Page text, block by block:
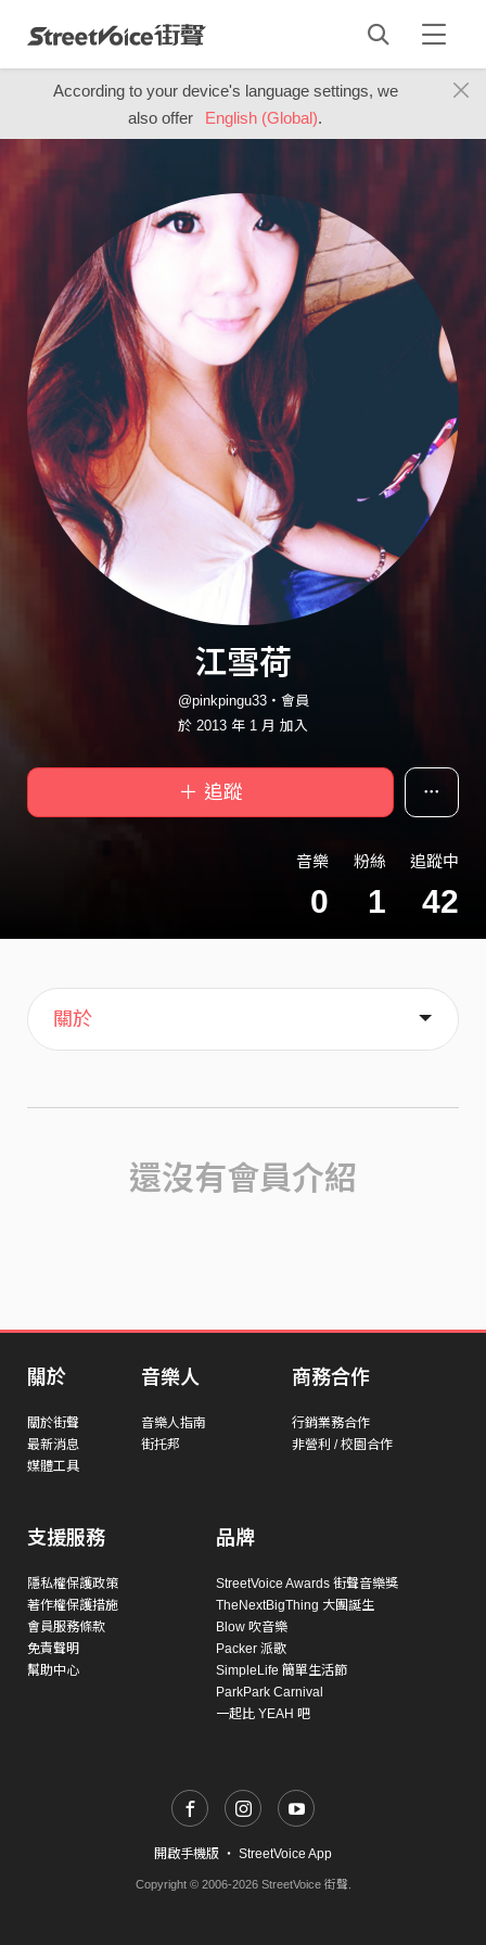
According to your device's language settings, we
also offer
English (Global).
江雪荷
@pinkpingu33・會員
於 2013 年 1 月 加入
＋ 追蹤
音樂
0
粉絲
1
追蹤中
42
主頁
歌單
喜歡
關於
還沒有會員介紹
關於
關於街聲
最新消息
媒體工具
音樂人
音樂人指南
街托邦
商務合作
行銷業務合作
非營利 / 校園合作
支援服務
隱私權保護政策
著作權保護措施
會員服務條款
免責聲明
幫助中心
品牌
StreetVoice Awards 街聲音樂獎
TheNextBigThing 大團誕生
Blow 吹音樂
Packer 派歌
SimpleLife 簡單生活節
ParkPark Carnival
一起比 YEAH 吧
開啟手機版 ・ StreetVoice App
Copyright © 2006-2026 StreetVoice 街聲.